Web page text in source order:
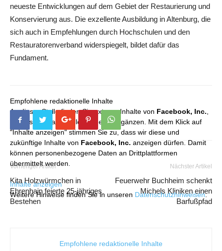
neueste Entwicklungen auf dem Gebiet der Restaurierung und
Konservierung aus. Die exzellente Ausbildung in Altenburg, die
sich auch in Empfehlungen durch Hochschulen und den
Restauratorenverband widerspiegelt, bildet dafür das
Fundament.
Empfohlene redaktionelle Inhalte
An dieser Stelle finden Sie externe Inhalte von Facebook, Inc.
die unser redaktionelles Angebot ergänzen. Mit dem Klick auf
"Inhalte anzeigen" stimmen Sie zu, dass wir diese und
zukünftige Inhalte von Facebook, Inc. anzeigen dürfen. Damit
können personenbezogene Daten an Drittplattformen
übermittelt werden.
Inhalte anzeigen
Weitere Hinweise finden Sie in unseren Datenschutzhinweisen.
Vorheriger Artikel
Kita Holzwürmchen in
Ehrenhain feierte 25-jähriges
Bestehen
Nächster Artikel
Feuerwehr Buchheim schenkt
Michels Kliniken einen
Barfußpfad
Empfohlene redaktionelle Inhalte